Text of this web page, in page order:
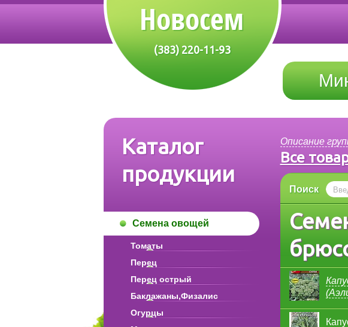
(383) 220-11-93
Каталог
продукции
Семена овощей
Томаты
Перец
Перец острый
Баклажаны,Физалис
Огурцы
Описание
Все
Поиск